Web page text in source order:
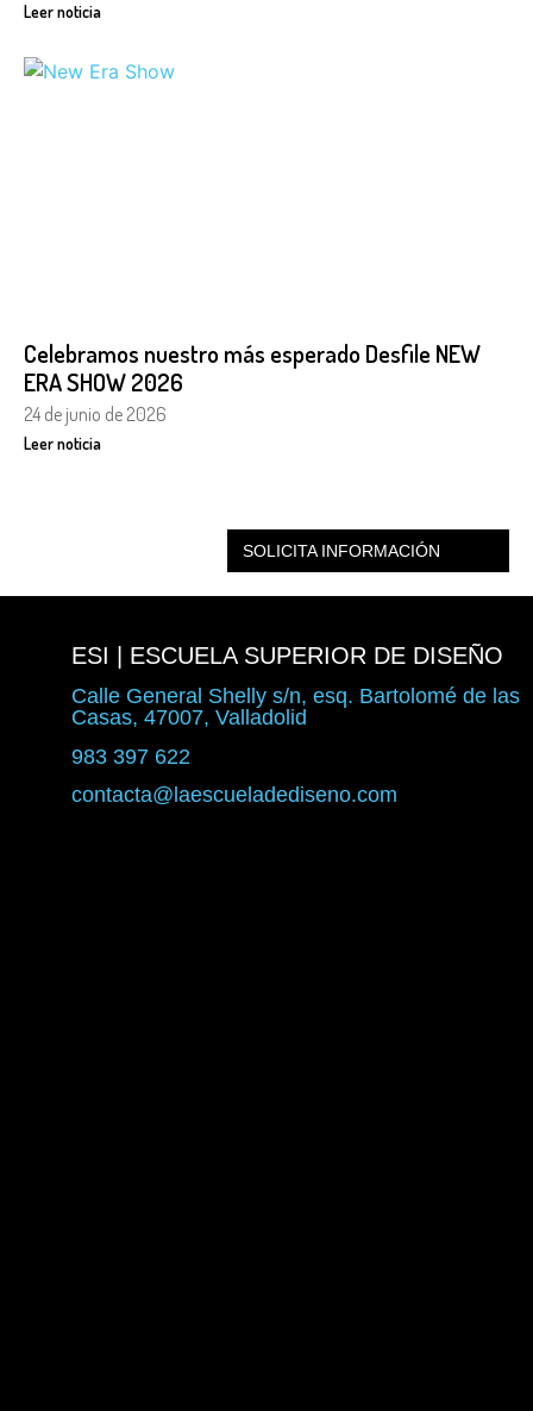
Leer noticia
Celebramos nuestro más esperado Desfile NEW
ERA SHOW 2026
24 de junio de 2026
Leer noticia
SOLICITA INFORMACIÓN
ESI | ESCUELA SUPERIOR DE DISEÑO
Calle General Shelly s/n, esq. Bartolomé de las
Casas, 47007, Valladolid
983 397 622
contacta@laescueladediseno.com